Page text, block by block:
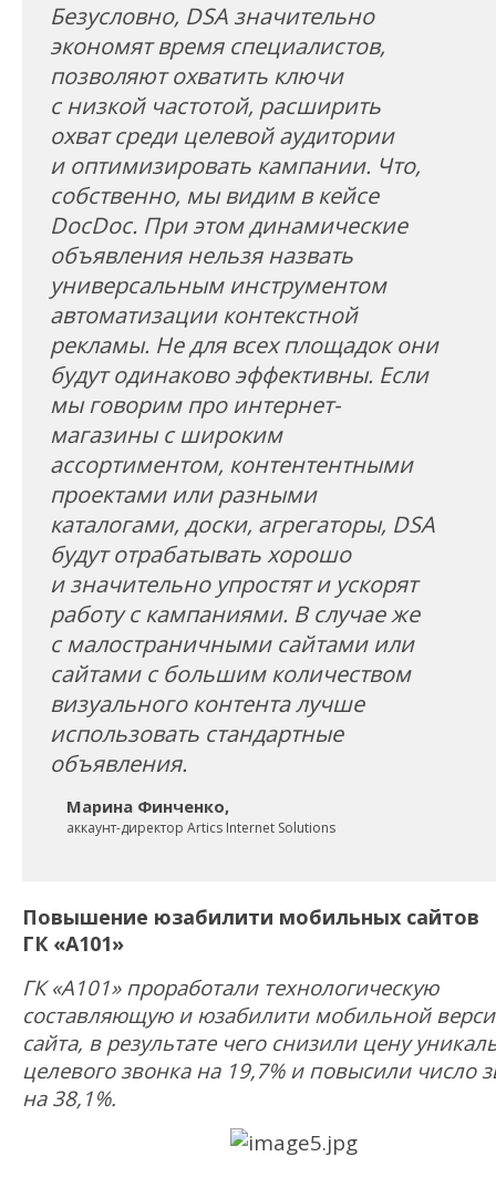
Безусловно, DSA значительно
экономят время специалистов,
позволяют охватить ключи
с низкой частотой, расширить
охват среди целевой аудитории
и оптимизировать кампании. Что,
собственно, мы видим в кейсе
DocDoc. При этом динамические
объявления нельзя назвать
универсальным инструментом
автоматизации контекстной
рекламы. Не для всех площадок они
будут одинаково эффективны. Если
мы говорим про интернет-
магазины с широким
ассортиментом, контентентными
проектами или разными
каталогами, доски, агрегаторы, DSA
будут отрабатывать хорошо
и значительно упростят и ускорят
работу с кампаниями. В случае же
с малостраничными сайтами или
сайтами с большим количеством
визуального контента лучше
использовать стандартные
объявления.
Марина Финченко,
аккаунт-директор Artics Internet Solutions
Повышение юзабилити мобильных сайтов
ГК «А101»
ГК «А101» проработали технологическую
составляющую и юзабилити мобильной
сайта, в результате чего снизили цену
целевого звонка на 19,7% и повысили число
на 38,1%.